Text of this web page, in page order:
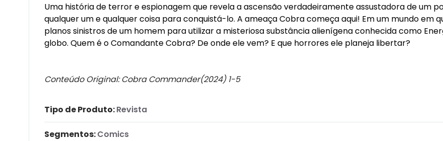
Uma história de terror e espionagem que revela a ascensão verdadeiramente assustadora de um
qualquer um e qualquer coisa para conquistá-lo. A ameaça Cobra começa aqui! Em um mundo em
planos sinistros de um homem para utilizar a misteriosa substância alienígena conhecida como
globo. Quem é o Comandante Cobra? De onde ele vem? E que horrores ele planeja libertar?
Conteúdo Original:Cobra Commander(2024) 1-5
Tipo de Produto:Revista
Segmentos:Comics